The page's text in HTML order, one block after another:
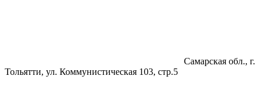
Самарская обл., г.
Тольятти, ул. Коммунистическая 103, стр.5